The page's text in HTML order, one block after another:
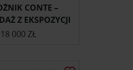
CONTE –
Z EKSPOZYCJI
18 000 ZŁ